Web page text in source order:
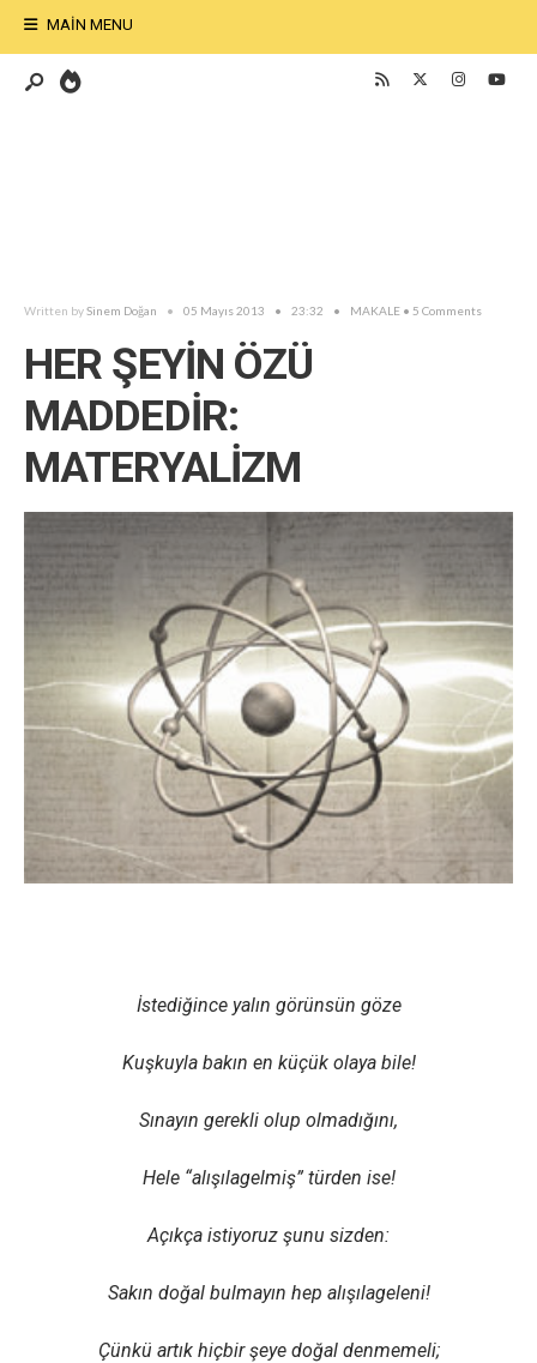
MAIN MENU
Written bySinem Doğan • 05 Mayıs 2013 • 23:32 • MAKALE • 5 Comments
HER ŞEYİN ÖZÜ
MADDEDİR:
MATERYALİZM
İstediğince yalın görünsün göze
Kuşkuyla bakın en küçük olaya bile!
Sınayın gerekli olup olmadığını,
Hele “alışılagelmiş” türden ise!
Açıkça istiyoruz şunu sizden:
Sakın doğal bulmayın hep alışılageleni!
Çünkü artık hiçbir şeye doğal denmemeli;